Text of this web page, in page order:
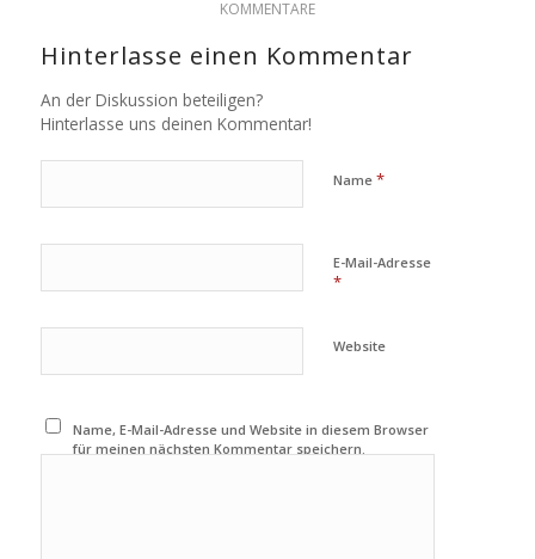
KOMMENTARE
Hinterlasse einen Kommentar
An der Diskussion beteiligen?
Hinterlasse uns deinen Kommentar!
Name *
E-Mail-Adresse
*
Website
Name, E-Mail-Adresse und Website in diesem Browser
für meinen nächsten Kommentar speichern.